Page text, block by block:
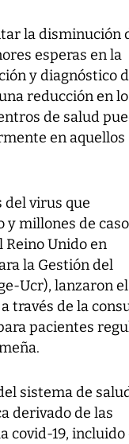
la disminución
esperas en la
y diagnóstico
reducción en
de salud
en aquellos
virus que
millones de
Unido en
la Gestión del
Ucr), lanzaron el
través de la
pacientes
sistema de
derivado de las
covid-19, incluido